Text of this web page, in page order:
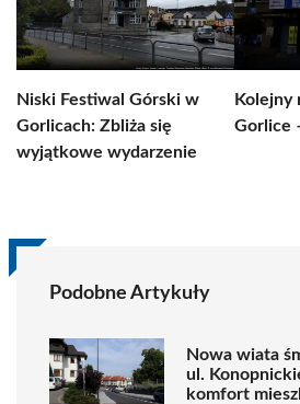
Niski Festiwal Górski w
Gorlicach: Zbliża się
wyjątkowe wydarzenie
Kolejny
Gorlice
Podobne Artykuły
Nowa wiata
ul.
komfort